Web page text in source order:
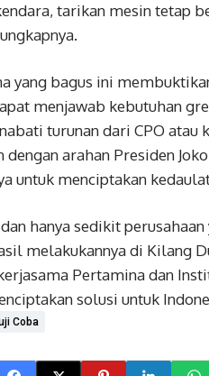
tarikan mesin tetap
yang bagus ini
menjawab kebutuhan
turunan dari CPO
arahan Presiden
untuk menciptakan
hanya sedikit
melakukannya di Kilang
Pertamina dan
solusi untuk
Coba